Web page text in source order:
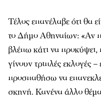
Τέλος επανέλαβε ότι θα
το Δήμο Αθηναίων: «Αν
βλέπω κάτι να προκύψει,
γίνουν τριπλές εκλογές
προσπαθήσω να
σκηνή. Κανένα άλλο